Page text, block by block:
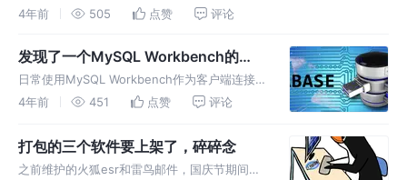
文档是使用公网镜像的。
4年前 505 点赞 评论
发现了一个MySQL Workbench的
BUG
日常使用MySQL Workbench作为客户端连接测
试环境的数据库，测试环境是没有ssl的。 本周
MySQL Workbench 8.0.
4年前 451 点赞 评论
打包的三个软件要上架了，碎碎念
之前维护的火狐esr和雷鸟邮件，国庆节期间都